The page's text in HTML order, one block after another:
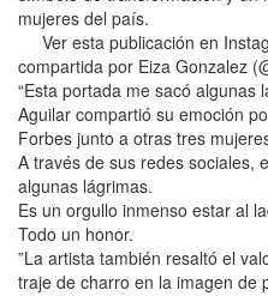
mujeres del país.
Ver esta publicación en
compartida por Eiza Gonzalez
“Esta portada me sacó algunas
Aguilar compartió su emoción
Forbes junto a otras tres
A través de sus redes sociales,
algunas lágrimas.
Es un orgullo inmenso estar al
Todo un honor.
”La artista también resaltó el
traje de charro en la imagen de